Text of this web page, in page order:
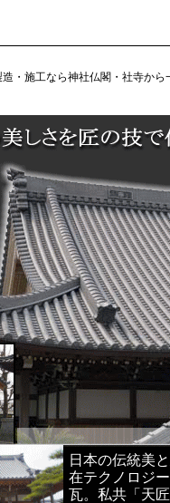
・施工なら神社仏閣・社寺か
日本の伝統美
在テクノロジ
瓦。私共「天